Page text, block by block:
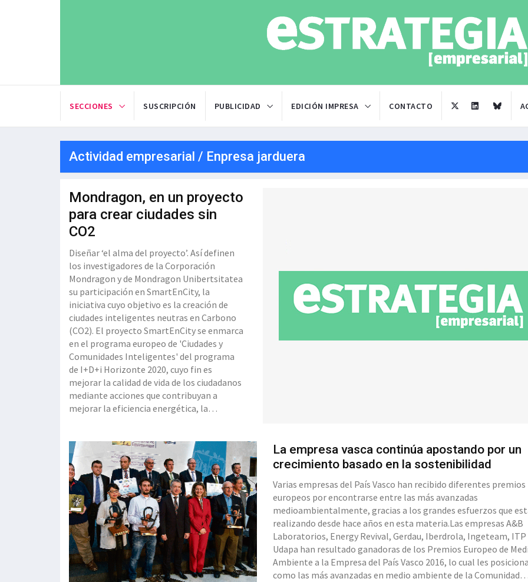
SECCIONES SUSCRIPCIÓN PUBLICIDAD EDICIÓN IMPRESA CONTACTO
Actividad empresarial / Enpresa jarduera
Mondragon, en un proyecto
para crear ciudades sin
CO2
Diseñar ‘el alma del proyecto’. Así definen
los investigadores de la Corporación
Mondragon y de Mondragon Unibertsitatea
su participación en SmartEnCity, la
iniciativa cuyo objetivo es la creación de
ciudades inteligentes neutras en Carbono
(CO2). El proyecto SmartEnCity se enmarca
en el programa europeo de 'Ciudades y
Comunidades Inteligentes' del programa
de I+D+i Horizonte 2020, cuyo fin es
mejorar la calidad de vida de los ciudadanos
mediante acciones que contribuyan a
mejorar la eficiencia energética, la
Precisamente en el uso de las TIC aplicadas
a la mejora de la
La empresa vasca continúa apostando por un
crecimiento basado en la sostenibilidad
Varias empresas del País Vasco han recibido diferentes premios
europeos por encontrarse entre las más avanzadas
medioambientalmente, gracias a los grandes esfuerzos que
realizando desde hace años en esta materia.Las empresas A&B
Laboratorios, Energy Revival, Gerdau, Iberdrola, Ingeteam, ITP
Udapa han resultado ganadoras de los Premios Europeo de
Ambiente a la Empresa del País Vasco 2016, lo cual les
como las más avanzadas en medio ambiente de la Comunidad